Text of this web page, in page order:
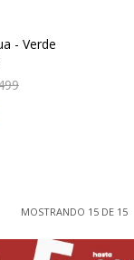
- Verde
MOSTRANDO 15 DE 15